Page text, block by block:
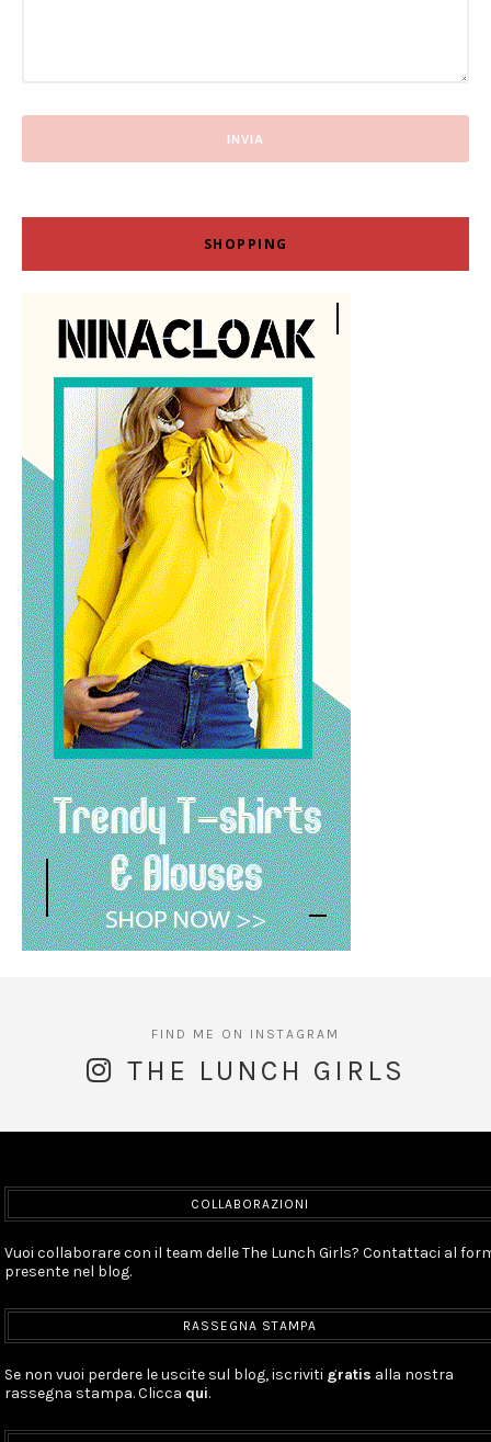
SHOPPING
THE LUNCH GIRLS
COLLABORAZIONI
Vuoi collaborare con il team delle The Lunch Girls? Contattaci al
presente nel blog.
RASSEGNA STAMPA
Se non vuoi perdere le uscite sul blog, iscriviti gratis alla nostra
rassegna stampa. Clicca qui.